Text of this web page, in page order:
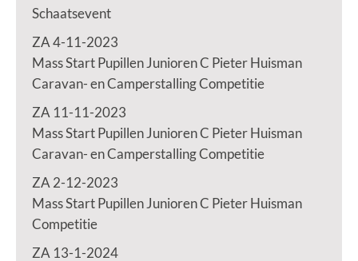
Schaatsevent
ZA 4-11-2023
Mass Start Pupillen Junioren C Pieter Huisman
Caravan- en Camperstalling Competitie
ZA 11-11-2023
Mass Start Pupillen Junioren C Pieter Huisman
Caravan- en Camperstalling Competitie
ZA 2-12-2023
Mass Start Pupillen Junioren C Pieter Huisman
Competitie
ZA 13-1-2024